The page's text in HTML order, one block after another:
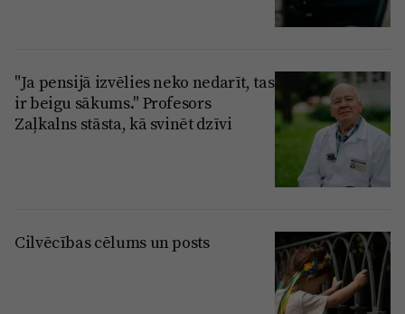
"Ja pensijā izvēlies neko nedarīt, tas
ir beigu sākums." Profesors
Zaļkalns stāsta, kā svinēt dzīvi
Cilvēcības cēlums un posts